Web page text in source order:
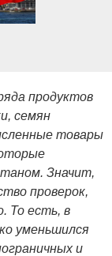
продуктов
семян
товары
Значит,
проверок,
То есть, в
уменьшился
и